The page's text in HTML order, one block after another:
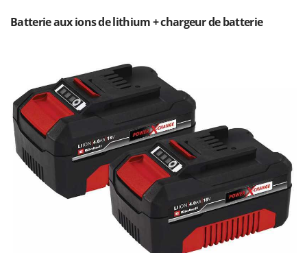
Rogneuses de souches
Scies à os
Scies à Ruban
Scies alternatives à batterie
Scies de jardin télescopiques
Sécateurs électriques à batterie
Sécateurs et Échenilloirs manuels
Sécateurs pneumatiques
Semoirs et Épandeurs d'engrais
I
Imperia
Infaco
Intec
Intex
Italyco
ITM
Batterie aux ions de lithium + chargeur de batterie